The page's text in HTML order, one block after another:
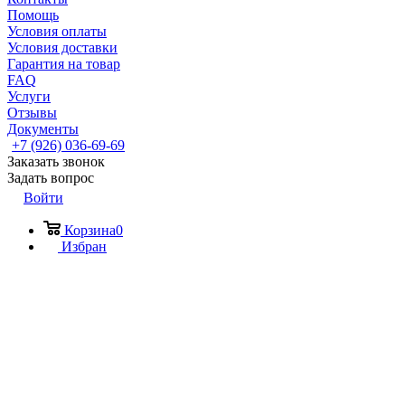
Помощь
Условия оплаты
Условия доставки
Гарантия на товар
FAQ
Услуги
Отзывы
Документы
+7 (926) 036-69-69
Заказать звонок
Задать вопрос
Войти
Корзина0
Избран